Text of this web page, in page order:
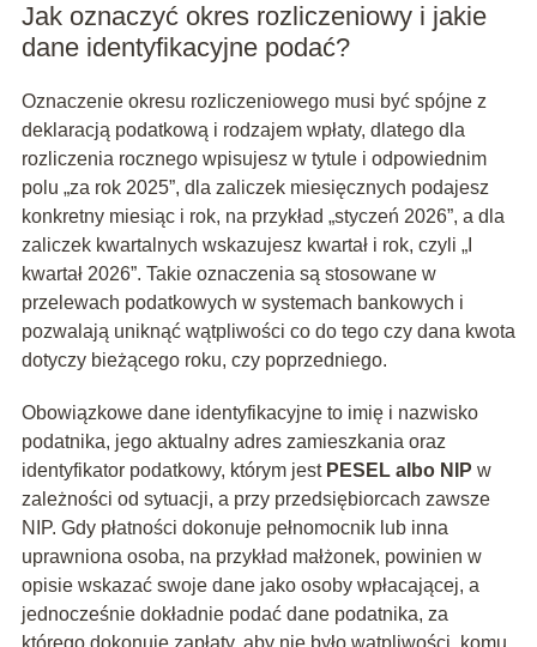
Jak oznaczyć okres rozliczeniowy i jakie
dane identyfikacyjne podać?
Oznaczenie okresu rozliczeniowego musi być spójne z
deklaracją podatkową i rodzajem wpłaty, dlatego dla
rozliczenia rocznego wpisujesz w tytule i odpowiednim
polu „za rok 2025”, dla zaliczek miesięcznych podajesz
konkretny miesiąc i rok, na przykład „styczeń 2026”, a dla
zaliczek kwartalnych wskazujesz kwartał i rok, czyli „I
kwartał 2026”. Takie oznaczenia są stosowane w
przelewach podatkowych w systemach bankowych i
pozwalają uniknąć wątpliwości co do tego czy dana kwota
dotyczy bieżącego roku, czy poprzedniego.
Obowiązkowe dane identyfikacyjne to imię i nazwisko
podatnika, jego aktualny adres zamieszkania oraz
identyfikator podatkowy, którym jest PESEL albo NIP w
zależności od sytuacji, a przy przedsiębiorcach zawsze
NIP. Gdy płatności dokonuje pełnomocnik lub inna
uprawniona osoba, na przykład małżonek, powinien w
opisie wskazać swoje dane jako osoby wpłacającej, a
jednocześnie dokładnie podać dane podatnika, za